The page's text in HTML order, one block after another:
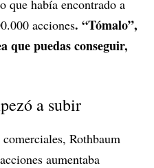
que había encontrado a
acciones. “Tómalo”,
que puedas conseguir,
a subir
Rothbaum
aumentaba